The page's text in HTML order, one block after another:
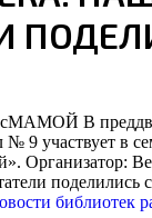
В
9 участвует в
Организатор:
поделились
библиотек